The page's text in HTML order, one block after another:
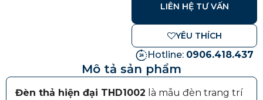
LIÊN HỆ TƯ VẤN
YÊU THÍCH
Hotline: 0906.418.437
Mô tả sản phẩm
Đèn thả hiện đại THD1002 là mẫu đèn trang trí